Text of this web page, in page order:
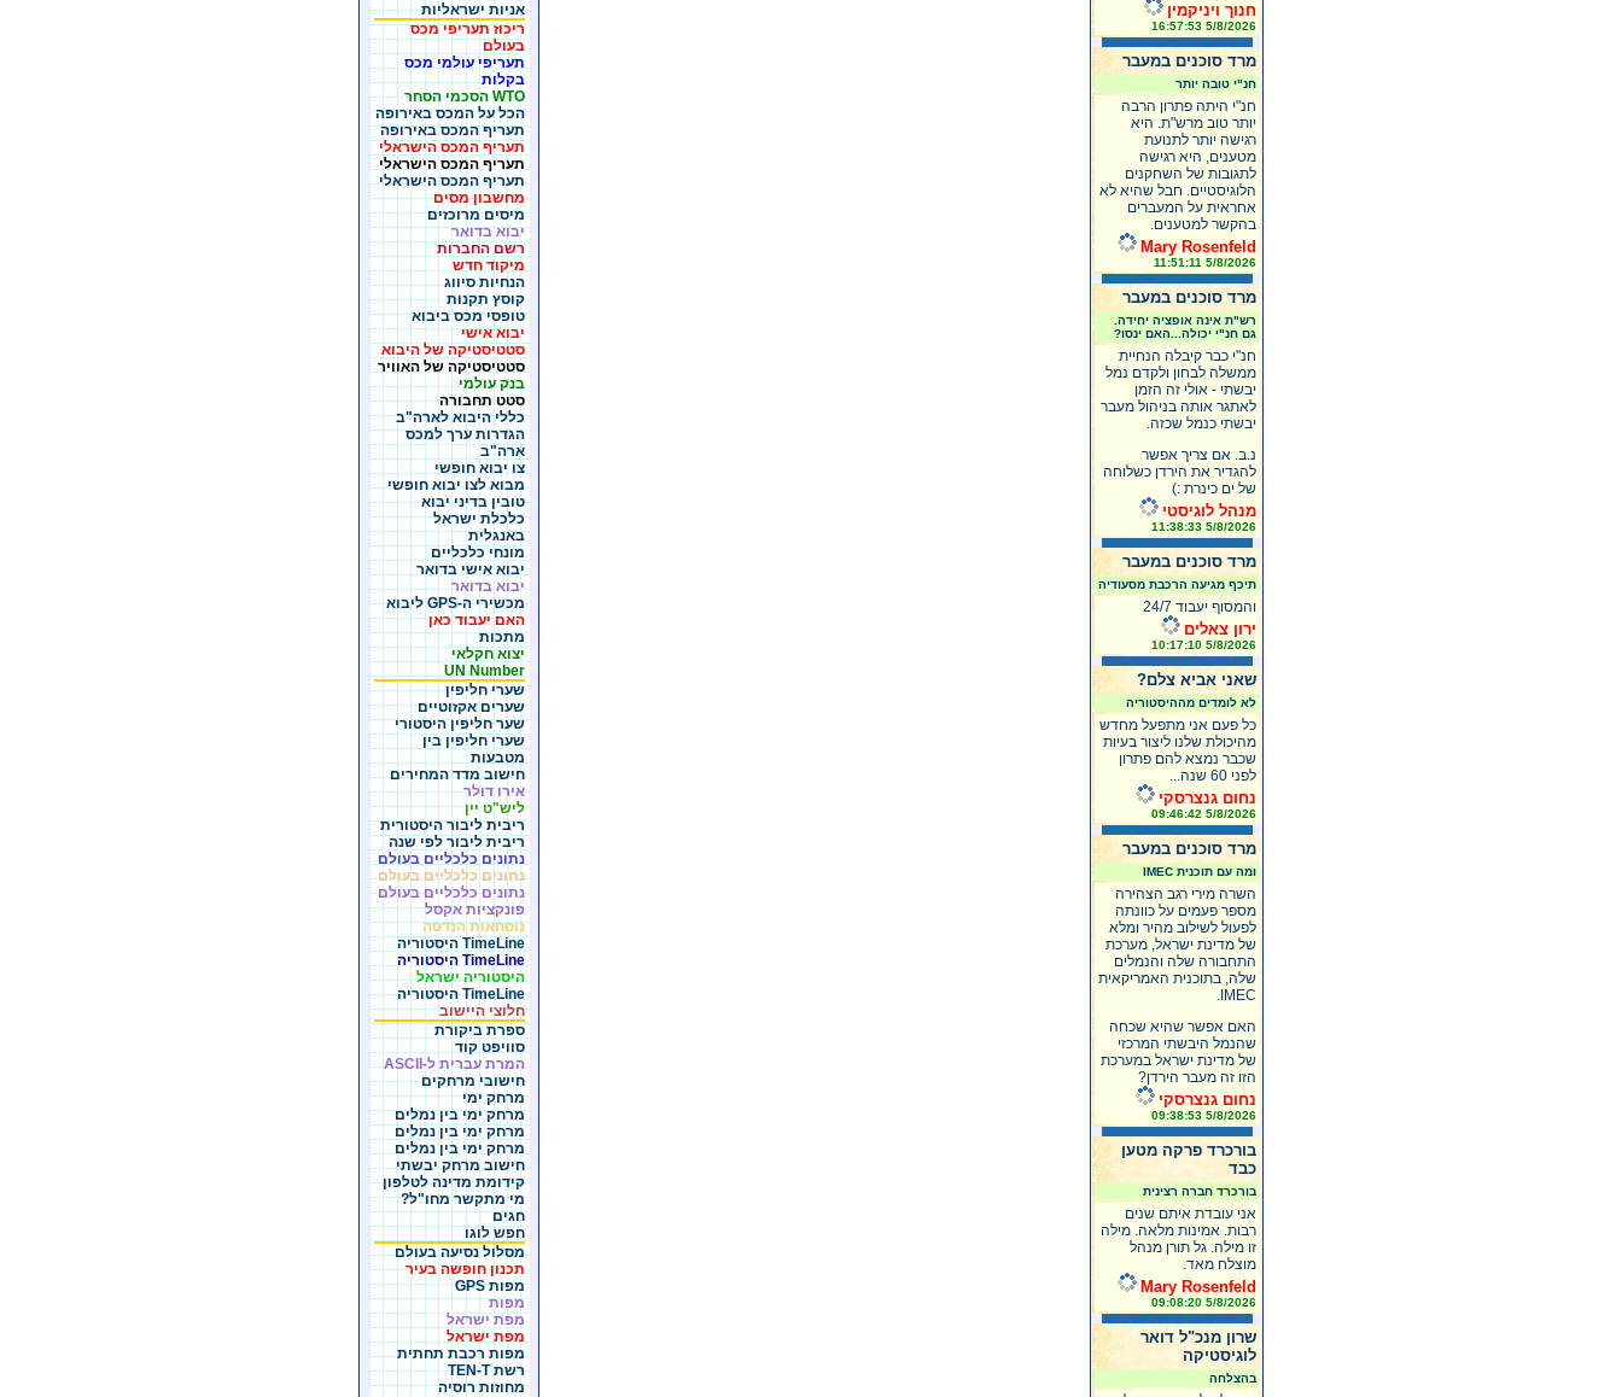
חנוך ויניקמין
5/8/2026 16:57:53
מרד סוכנים במעבר
חנ"י טובה יותר
חנ"י היתה פתרון הרבה
יותר טוב מרש"ת. היא
רגישה יותר לתנועת
מטענים, היא רגישה
לתגובות של השחקנים
הלוגיסטיים. חבל שהיא לא
אחראית על המעברים
בהקשר למטענים.
Mary Rosenfeld
5/8/2026 11:51:11
מרד סוכנים במעבר
רש"ת אינה אופציה יחידה.
גם חנ"י יכולה...האם ינסו?
חנ"י כבר קיבלה הנחיית
ממשלה לבחון ולקדם נמל
יבשתי - אולי זה הזמן
לאתגר אותה בניהול מעבר
יבשתי כנמל שכזה.
נ.ב. אם צריך אפשר
להגדיר את הירדן כשלוחה
של ים כינרת :)
מנהל לוגיסטי
5/8/2026 11:38:33
מרד סוכנים במעבר
תיכף מגיעה הרכבת מסעודיה
והמסוף יעבוד 24/7
ירון צאלים
5/8/2026 10:17:10
שאני אביא צלם?
לא לומדים מההיסטוריה
כל פעם אני מתפעל מחדש
מהיכולת שלנו ליצור בעיות
שכבר נמצא להם פתרון
לפני 60 שנה...
נחום גנצרסקי
5/8/2026 09:46:42
מרד סוכנים במעבר
ומה עם תוכנית IMEC
השרה מירי רגב הצהירה
מספר פעמים על כוונתה
לפעול לשילוב מהיר ומלא
של מדינת ישראל, מערכת
התחבורה שלה והנמלים
שלה, בתוכנית האמריקאית
IMEC.
האם אפשר שהיא שכחה
שהנמל היבשתי המרכזי
של מדינת ישראל במערכת
הזו זה מעבר הירדן?
נחום גנצרסקי
5/8/2026 09:38:53
בורכרד פרקה מטען
כבד
בורכרד חברה רצינית
אני עובדת איתם שנים
רבות. אמינות מלאה. מילה
זו מילה. גל תורן מנהל
מוצלח מאד.
Mary Rosenfeld
5/8/2026 09:08:20
שרון מנכ"ל דואר
לוגיסטיקה
בהצלחה
אניות ישראליות
ריכוז תעריפי מכס
בעולם
תעריפי עולמי מכס
בקלות
WTO הסכמי הסחר
הכל על המכס באירופה
תעריף המכס באירופה
תעריף המכס הישראלי
תעריף המכס הישראלי
תעריף המכס הישראלי
מחשבון מסים
מיסים מרוכזים
יבוא בדואר
רשם החברות
מיקוד חדש
הנחיות סיווג
קוסץ תקנות
טופסי מכס ביבוא
יבוא אישי
סטטיסטיקה של היבוא
סטטיסטיקה של האוויר
בנק עולמי
סטט תחבורה
כללי היבוא לארה"ב
הגדרות ערך למכס
ארה"ב
צו יבוא חופשי
מבוא לצו יבוא חופשי
טובין בדיני יבוא
כלכלת ישראל
באנגלית
מונחי כלכליים
יבוא אישי בדואר
יבוא בדואר
מכשירי ה-GPS ליבוא
האם יעבוד כאן
מתכות
יצוא חקלאי
UN Number
שערי חליפין
שערים אקזוטיים
שער חליפין היסטורי
שערי חליפין בין
מטבעות
חישוב מדד המחירים
אירו דולר
ליש"ט יין
ריבית ליבור היסטורית
ריבית ליבור לפי שנה
נתונים כלכליים בעולם
נתונים כלכליים בעולם
נתונים כלכליים בעולם
פונקציות אקסל
נוסחאות הנדסה
TimeLine היסטוריה
TimeLine היסטוריה
היסטוריה ישראל
TimeLine היסטוריה
חלוצי היישוב
ספרת ביקורת
סוויפט קוד
המרת עברית ל-ASCII
חישובי מרחקים
מרחק ימי
מרחק ימי בין נמלים
מרחק ימי בין נמלים
מרחק ימי בין נמלים
חישוב מרחק יבשתי
קידומת מדינה לטלפון
מי מתקשר מחו"ל?
חגים
חפש לוגו
מסלול נסיעה בעולם
תכנון חופשה בעיר
מפות GPS
מפות
מפת ישראל
מפת ישראל
מפות רכבת תחתית
רשת TEN-T
מחוזות רוסיה